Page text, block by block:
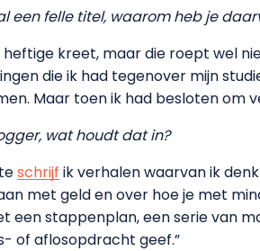
een felle titel, waarom heb je
heftige kreet, maar die roept wel
die ik had tegenover mijn
Maar toen ik had besloten om
wat houdt dat in?
schrijf ik verhalen waarvan ik
met geld en over hoe je met
een stappenplan, een serie van
of aflosopdracht geef.”